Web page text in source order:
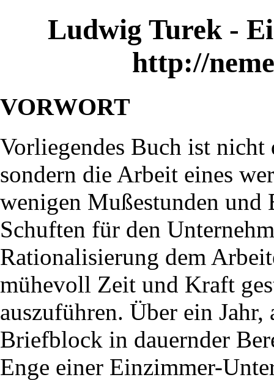
Ludwig Turek -
http://
VORWORT
Vorliegendes Buch ist nicht
sondern die Arbeit eines
wenigen Mußestunden und
Schuften für den
Rationalisierung dem
mühevoll Zeit und Kraft
auszuführen. Über ein
Briefblock in dauernder
Enge einer Einzimmer-